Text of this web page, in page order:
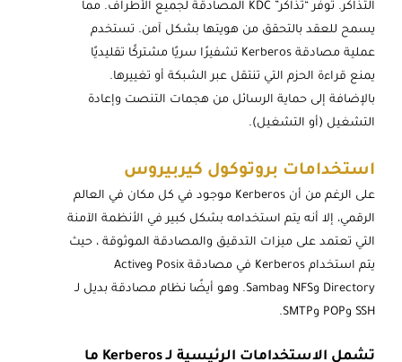
التذاكر. توفر “تذاكر” KDC المصادقة لجميع الأطراف. مما
يسمح للعقد بالتحقق من هويتها بشكل آمن. تستخدم
عملية مصادقة Kerberos تشفيرًا سريًا مشتركًا تقليديًا
يمنع قراءة الحزم التي تنتقل عبر الشبكة أو تغييرها.
بالإضافة إلى حماية الرسائل من هجمات التنصت وإعادة
التشغيل (أو التشغيل).
استخدامات بروتوكول كيربيروس
على الرغم من أن Kerberos موجود في كل مكان في العالم
الرقمي، إلا أنه يتم استخدامه بشكل كبير في الأنظمة الآمنة
التي تعتمد على ميزات التدقيق والمصادقة الموثوقة ، حيث
يتم استخدام Kerberos في مصادقة Posix وActive
Directory وNFS وSamba. وهو أيضًا نظام مصادقة بديل لـ
SSH وPOP وSMTP.
تشمل الاستخدامات الرئيسية لـ Kerberos ما